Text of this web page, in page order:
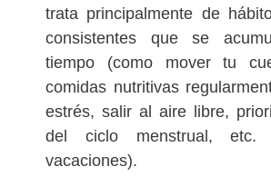
trata principalmente de
consistentes que se
tiempo (como mover tu
comidas nutritivas
estrés, salir al aire libre,
del ciclo menstrual, etc.
vacaciones).